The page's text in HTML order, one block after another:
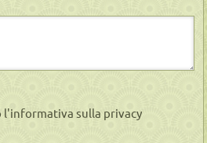
l'informativa sulla privacy